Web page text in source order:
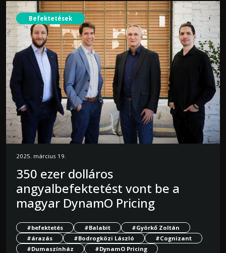
Befektetések
2025. március 19.
350 ezer dolláros
angyalbefektetést vont be a
magyar DynamO Pricing
#befektetés #Balabit
#Györkő Zoltán
#árazás
#Bodrogközi László
#Cognizant
#Dumaszínház
#DynamO Pricing